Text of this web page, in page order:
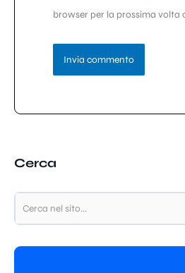
browser per la prossima volta
Cerca